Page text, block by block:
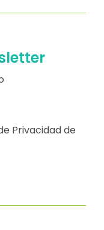
Privacidad de